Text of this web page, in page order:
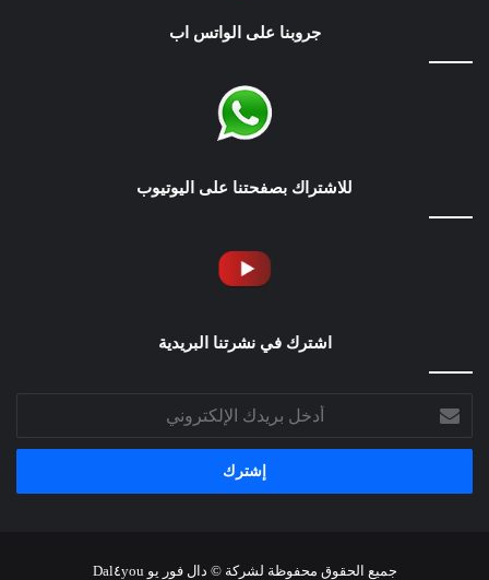
جروبنا على الواتس اب
للاشتراك بصفحتنا على اليوتيوب
اشترك في نشرتنا البريدية
بريدك
الإلكتروني
جميع الحقوق محفوظة لشركة © دال فور يو Dal٤you